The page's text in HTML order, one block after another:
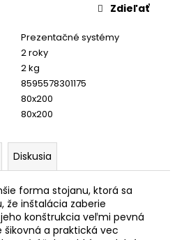
Prezentačné systémy
2 roky
2 kg
8595578301175
80x200
80x200
Zdieľať
Diskusia
forma stojanu, ktorá sa
že inštalácia zaberie
konštrukcia veľmi pevná
šikovná a praktická vec